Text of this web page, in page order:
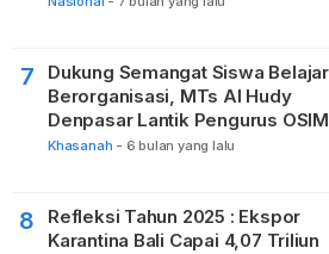
7
Dukung Semangat Siswa Belajar
Berorganisasi, MTs Al Hudy
Denpasar Lantik Pengurus OSIM
Khasanah - 6 bulan yang lalu
8
Refleksi Tahun 2025 : Ekspor
Karantina Bali Capai 4,07 Triliun